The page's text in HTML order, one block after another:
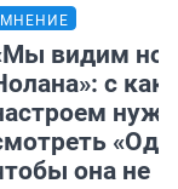
МНЕНИЕ
видим
с
она не